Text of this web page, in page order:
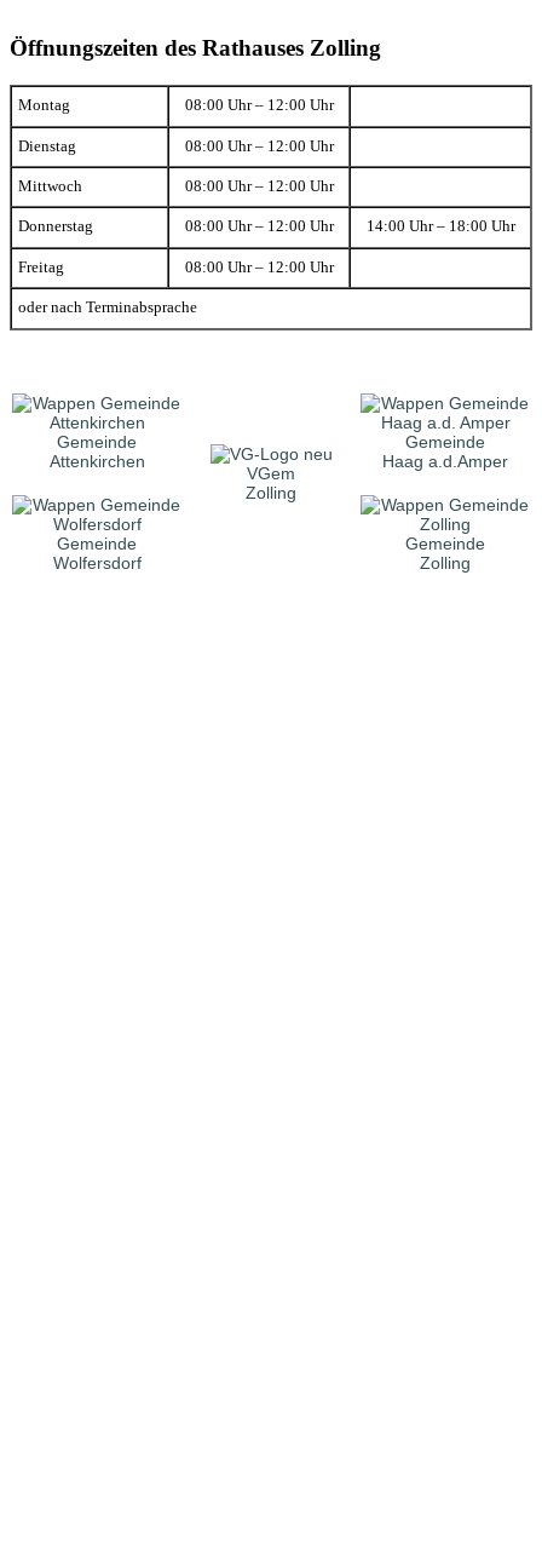
Öffnungszeiten des Rathauses Zolling
Montag 08:00 Uhr – 12:00 Uhr
Dienstag 08:00 Uhr – 12:00 Uhr
Mittwoch 08:00 Uhr – 12:00 Uhr
Donnerstag 08:00 Uhr – 12:00 Uhr 14:00 Uhr – 18:00 Uhr
Freitag 08:00 Uhr – 12:00 Uhr
oder nach Terminabsprache
Gemeinde
Attenkirchen
VGem
Zolling
Gemeinde
Haag a.d.Amper
Gemeinde
Wolfersdorf
Gemeinde
Zolling